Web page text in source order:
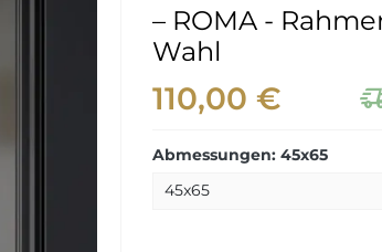
– ROMA -
Wahl
110,00 €
Abmessungen: 45x65